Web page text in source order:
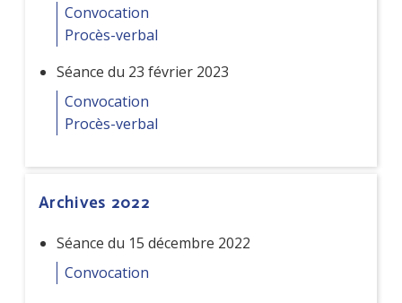
Convocation
Procès-verbal
Séance du 23 février 2023
Convocation
Procès-verbal
Archives 2022
Séance du 15 décembre 2022
Convocation